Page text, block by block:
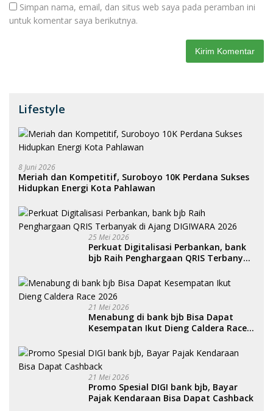
Simpan nama, email, dan situs web saya pada peramban ini
untuk komentar saya berikutnya.
Lifestyle
8 Juni 2026
Meriah dan Kompetitif, Suroboyo 10K Perdana Sukses
Hidupkan Energi Kota Pahlawan
25 Mei 2026
Perkuat Digitalisasi Perbankan, bank
bjb Raih Penghargaan QRIS Terbanyak
21 Mei 2026
Menabung di bank bjb Bisa Dapat
Kesempatan Ikut Dieng Caldera Race
21 Mei 2026
Promo Spesial DIGI bank bjb, Bayar
Pajak Kendaraan Bisa Dapat Cashback